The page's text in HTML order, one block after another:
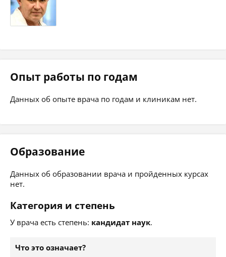
Опыт работы по годам
Данных об опыте врача по годам и клиникам нет.
Образование
Данных об образовании врача и пройденных курсах
нет.
Категория и степень
У врача есть степень: кандидат наук.
Что это означает?